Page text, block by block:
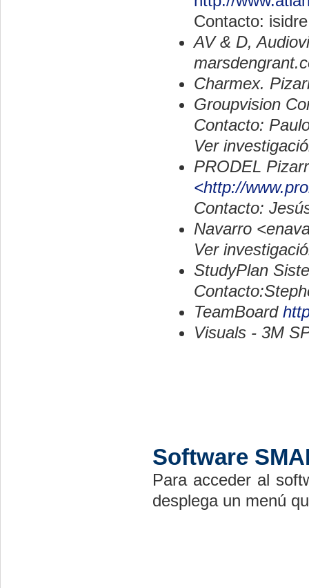
Contacto:
AV & D,
Charmex.
Groupvision
Contacto:
Ver
PRODEL
<http://
Contacto:
Navarro
Ver
StudyPlan
TeamBoard
Visuals - 3M
Software
Para acceder al
desplega un menú